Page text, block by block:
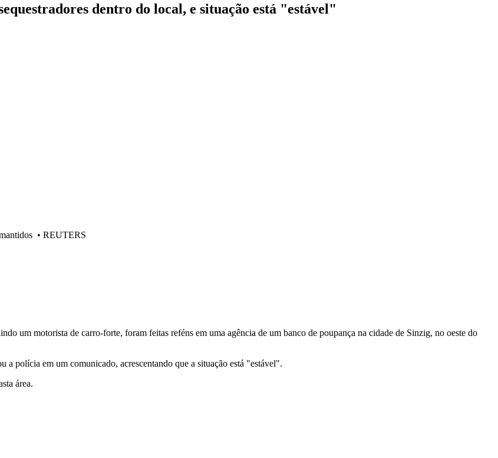
dentro do local, e situação está "estável"
• REUTERS
um motorista de carro-forte, foram feitas reféns em uma agência de um banco de poupança na cidade de Sinzig, no oeste do
a polícia em um comunicado, acrescentando que a situação está "estável".
área.